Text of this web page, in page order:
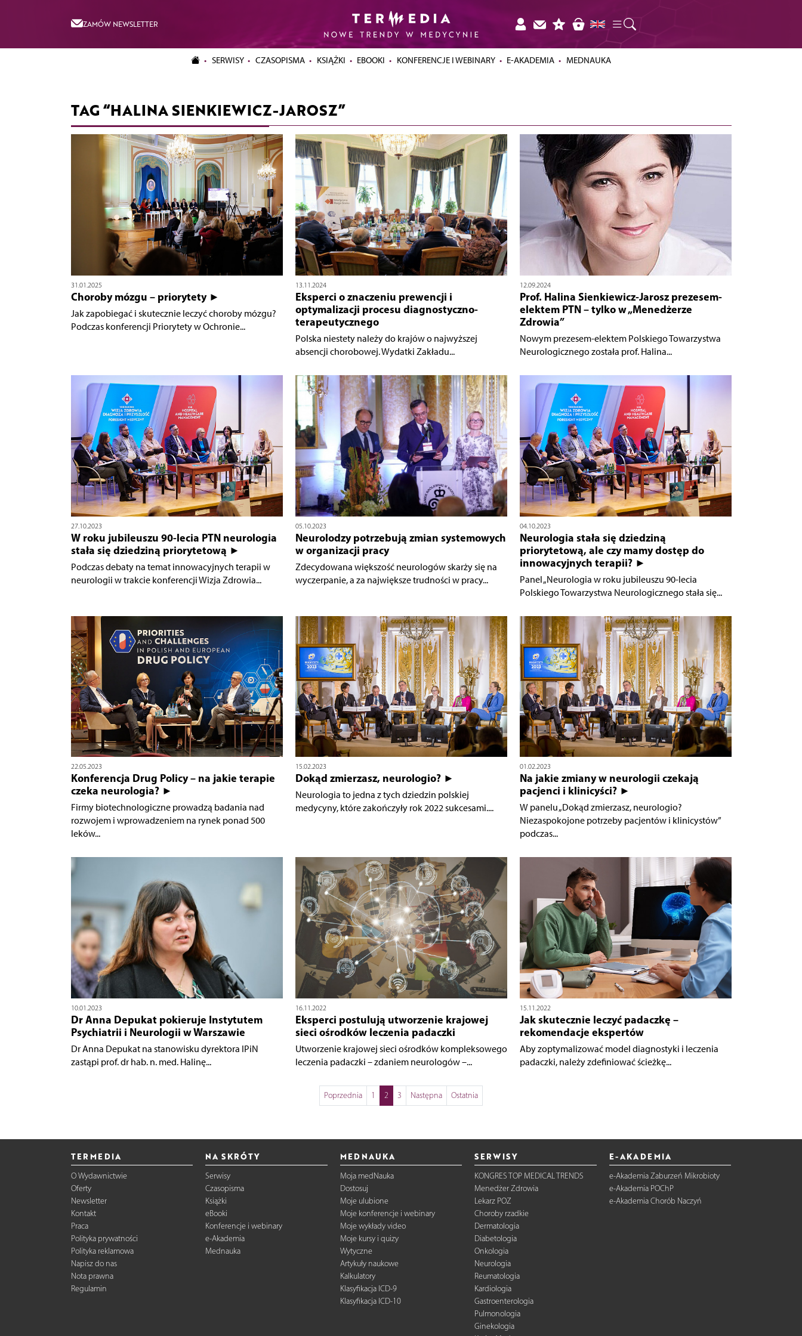
ZAMÓW NEWSLETTER
SERWISY CZASOPISMA KSIĄŻKI EBOOKI KONFERENCJE I WEBINARY E-AKADEMIA MEDNAUKA
TAG “HALINA SIENKIEWICZ-JAROSZ”
31.01.2025
Choroby mózgu – priorytety ►
Jak zapobiegać i skutecznie leczyć choroby mózgu?
Podczas konferencji Priorytety w Ochronie...
13.11.2024
Eksperci o znaczeniu prewencji i
optymalizacji procesu diagnostyczno-
terapeutycznego
Polska niestety należy do krajów o najwyższej
absencji chorobowej. Wydatki Zakładu...
12.09.2024
Prof. Halina Sienkiewicz-Jarosz prezesem-
elektem PTN – tylko w „Menedżerze
Zdrowia”
Nowym prezesem-elektem Polskiego Towarzystwa
Neurologicznego została prof. Halina...
27.10.2023
W roku jubileuszu 90-lecia PTN neurologia
stała się dziedziną priorytetową ►
Podczas debaty na temat innowacyjnych terapii w
neurologii w trakcie konferencji Wizja Zdrowia...
05.10.2023
Neurolodzy potrzebują zmian systemowych
w organizacji pracy
Zdecydowana większość neurologów skarży się na
wyczerpanie, a za największe trudności w pracy...
04.10.2023
Neurologia stała się dziedziną
priorytetową, ale czy mamy dostęp do
innowacyjnych terapii? ►
Panel „Neurologia w roku jubileuszu 90-lecia
Polskiego Towarzystwa Neurologicznego stała się...
22.05.2023
Konferencja Drug Policy – na jakie terapie
czeka neurologia? ►
Firmy biotechnologiczne prowadzą badania nad
rozwojem i wprowadzeniem na rynek ponad 500
leków...
15.02.2023
Dokąd zmierzasz, neurologio? ►
Neurologia to jedna z tych dziedzin polskiej
medycyny, które zakończyły rok 2022 sukcesami....
01.02.2023
Na jakie zmiany w neurologii czekają
pacjenci i klinicyści? ►
W panelu „Dokąd zmierzasz, neurologio?
Niezaspokojone potrzeby pacjentów i klinicystów”
podczas...
10.01.2023
Dr Anna Depukat pokieruje Instytutem
Psychiatrii i Neurologii w Warszawie
Dr Anna Depukat na stanowisku dyrektora IPiN
zastąpi prof. dr hab. n. med. Halinę...
16.11.2022
Eksperci postulują utworzenie krajowej
sieci ośrodków leczenia padaczki
Utworzenie krajowej sieci ośrodków kompleksowego
leczenia padaczki – zdaniem neurologów –...
15.11.2022
Jak skutecznie leczyć padaczkę –
rekomendacje ekspertów
Aby zoptymalizować model diagnostyki i leczenia
padaczki, należy zdefiniować ścieżkę...
Poprzednia 1 2 3 Następna Ostatnia
TERMEDIA
O Wydawnictwie
Oferty
Newsletter
Kontakt
Praca
Polityka prywatności
Polityka reklamowa
Napisz do nas
Nota prawna
Regulamin
NA SKRÓTY
Serwisy
Czasopisma
Książki
eBooki
Konferencje i webinary
e-Akademia
Mednauka
MEDNAUKA
Moja medNauka
Dostosuj
Moje ulubione
Moje konferencje i webinary
Moje wykłady video
Moje kursy i quizy
Wytyczne
Artykuły naukowe
Kalkulatory
Klasyfikacja ICD-9
Klasyfikacja ICD-10
SERWISY
KONGRES TOP MEDICAL TRENDS
Menedżer Zdrowia
Lekarz POZ
Choroby rzadkie
Dermatologia
Diabetologia
Onkologia
Neurologia
Reumatologia
Kardiologia
Gastroenterologia
Pulmonologia
Ginekologia
E-AKADEMIA
e-Akademia Zaburzeń Mikrobioty
e-Akademia POChP
e-Akademia Chorób Naczyń